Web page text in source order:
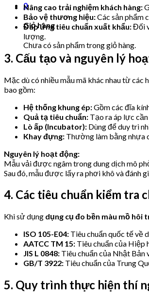
0
Giỏ hàng
Chưa có sản phẩm trong giỏ hàng.
Nâng cao trải nghiệm khách hàng:
Bảo vệ thương hiệu:Các sản phẩm
Đáp ứng tiêu chuẩn xuất khẩu:Đối
lượng.
3. Cấu tạo và nguyên lý
Mặc dù có nhiều mẫu mã khác nhau từ các
bao gồm:
Hệ thống khung ép:Gồm các đĩa
Quả tạ tiêu chuẩn: Tạo ra áp lực
Lò ấp (Incubator): Dùng để duy trì
Khay đựng: Thường làm bằng nhựa
Nguyên lý hoạt động:
Mẫu vải được ngâm trong dung dịch mô
Sau đó, mẫu được lấy ra phơi khô và đánh
4. Các tiêu chuẩn kiểm tra
Khi sử dụng dụng cụ đo bền màu mồ hôi
ISO 105-E04: Tiêu chuẩn quốc tế về
AATCC TM 15: Tiêu chuẩn của Hiệp
JIS L 0848: Tiêu chuẩn của Nhật
GB/T 3922: Tiêu chuẩn của Trung
5. Quy trình thực hiện thí